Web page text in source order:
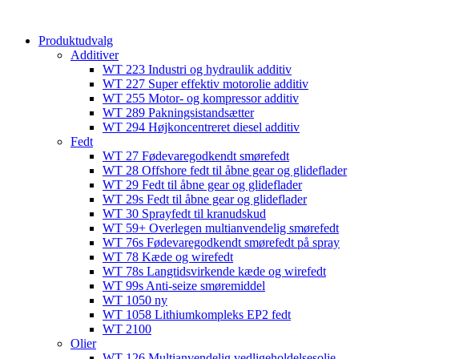
Produktudvalg
Additiver
WT 223 Industri og hydraulik additiv
WT 227 Super effektiv motorolie additiv
WT 255 Motor- og kompressor additiv
WT 289 Pakningsistandsætter
WT 294 Højkoncentreret diesel additiv
Fedt
WT 27 Fødevaregodkendt smørefedt
WT 28 Offshore fedt til åbne gear og glideflader
WT 29 Fedt til åbne gear og glideflader
WT 29s Fedt til åbne gear og glideflader
WT 30 Sprayfedt til kranudskud
WT 59+ Overlegen multianvendelig smørefedt​​
WT 76s Fødevaregodkendt smørefedt på spray​
WT 78 Kæde og wirefedt​
WT 78s Langtidsvirkende kæde og wirefedt​
WT 99s Anti-seize smøremiddel​
WT 1050 ny
WT 1058 Lithiumkompleks EP2 fedt​
WT 2100
Olier